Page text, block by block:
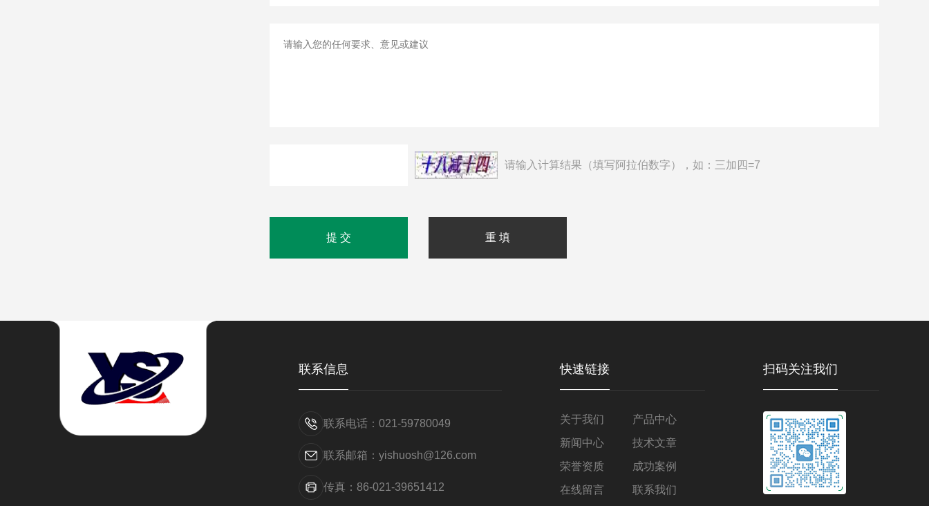
请输入计算结果（填写阿拉伯数字），如：三加四=7
联系信息
联系电话：021-59780049
联系邮箱：yishuosh@126.com
传真：86-021-39651412
快速链接
关于我们
产品中心
新闻中心
技术文章
荣誉资质
成功案例
在线留言
联系我们
扫码关注我们